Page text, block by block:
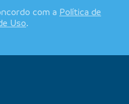
com a Política de
Uso.